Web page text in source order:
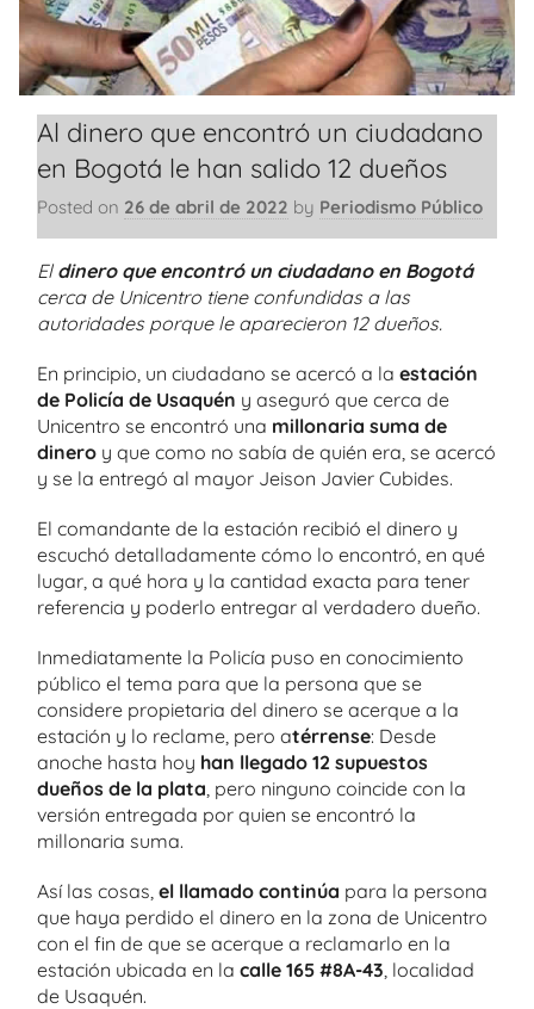
Al dinero que encontró un ciudadano
en Bogotá le han salido 12 dueños
Posted on 26 de abril de 2022 by Periodismo Público
El dinero que encontró un ciudadano en Bogotá
cerca de Unicentro tiene confundidas a las
autoridades porque le aparecieron 12 dueños.
En principio, un ciudadano se acercó a la estación
de Policía de Usaquén y aseguró que cerca de
Unicentro se encontró una millonaria suma de
dinero y que como no sabía de quién era, se acercó
y se la entregó al mayor Jeison Javier Cubides.
El comandante de la estación recibió el dinero y
escuchó detalladamente cómo lo encontró, en qué
lugar, a qué hora y la cantidad exacta para tener
referencia y poderlo entregar al verdadero dueño.
Inmediatamente la Policía puso en conocimiento
público el tema para que la persona que se
considere propietaria del dinero se acerque a la
estación y lo reclame, pero atérrense: Desde
anoche hasta hoy han llegado 12 supuestos
dueños de la plata , pero ninguno coincide con la
versión entregada por quien se encontró la
millonaria suma.
Así las cosas, el llamado continúa para la persona
que haya perdido el dinero en la zona de Unicentro
con el fin de que se acerque a reclamarlo en la
estación ubicada en la calle 165 #8A-43 , localidad
de Usaquén.